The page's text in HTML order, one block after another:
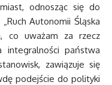
odnosząc się do
Autonomii Śląska
co uważam za rzecz
integralności państwa
zawiązuje się
podejście do polityki